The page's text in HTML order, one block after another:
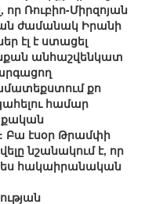
Ռուբիո-Միրզոյան
ժամանակ Իրանի
էլ է ստացել
անհաշվենկատ
քո
համար
Բա էսօր Թրամփի
նշանակում է, որ
հակաիրանական